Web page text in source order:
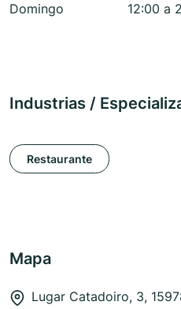
Domingo
12:00 a
Industrias /
Restaurante
Mapa
Lugar Catadoiro, 3,